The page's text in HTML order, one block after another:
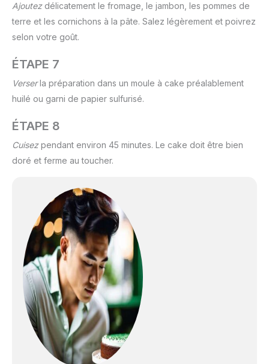
Ajoutezdélicatement le fromage, le jambon, les pommes de
terre et les cornichons à la pâte. Salez légèrement et poivrez
selon votre goût.
ÉTAPE 7
Verserla préparation dans un moule à cake préalablement
huilé ou garni de papier sulfurisé.
ÉTAPE 8
Cuisezpendant environ 45 minutes. Le cake doit être bien
doré et ferme au toucher.